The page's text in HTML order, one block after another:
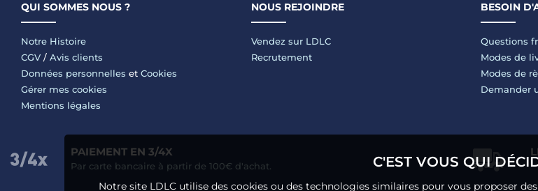
QUI SOMMES NOUS ?
Notre Histoire
CGV / Avis clients
Données personnelles et Cookies
Gérer mes cookies
Mentions légales
NOUS REJOINDRE
Vendez sur LDLC
Recrutement
BESOIN
Questions
Modes de
Modes de
Demander
PAIEMENT EN 3/4X
Par carte bancaire à partir de 100€ d'achat. C'EST VOUS QUI
Notre site LDLC utilise des cookies ou des technologies similaires pour vous proposer